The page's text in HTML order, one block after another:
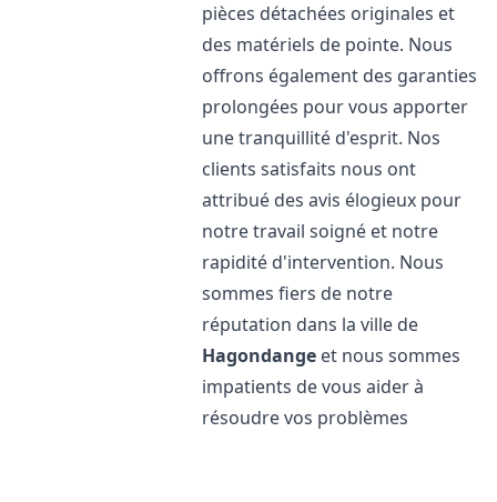
pièces détachées originales et
des matériels de pointe. Nous
offrons également des garanties
prolongées pour vous apporter
une tranquillité d'esprit. Nos
clients satisfaits nous ont
attribué des avis élogieux pour
notre travail soigné et notre
rapidité d'intervention. Nous
sommes fiers de notre
réputation dans la ville de
Hagondange et nous sommes
impatients de vous aider à
résoudre vos problèmes